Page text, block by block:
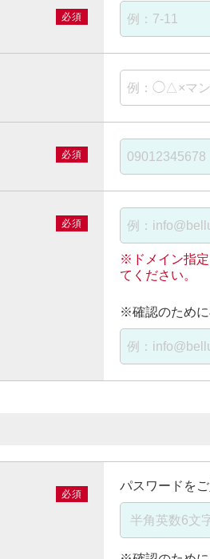
必須
必須
必須
※ドメイン指定
てください。
※確認のために
必須
パスワードをご